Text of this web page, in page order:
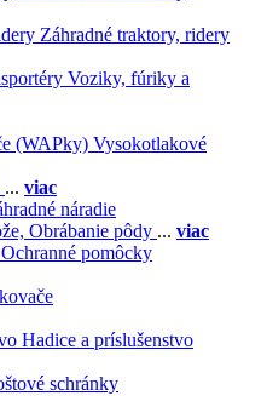
Záhradné traktory, ridery
Voziky, fúriky a
Vysokotlakové
... viac
náradie
Obrábanie pôdy ... viac
Ochranné pomôcky
Hadice a príslušenstvo
schránky